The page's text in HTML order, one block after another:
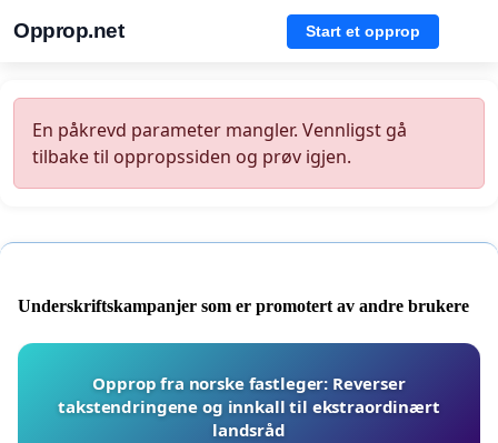
Opprop.net Start et opprop
En påkrevd parameter mangler. Vennligst gå
tilbake til oppropssiden og prøv igjen.
Underskriftskampanjer som er promotert av andre brukere
Opprop fra norske fastleger: Reverser
takstendringene og innkall til ekstraordinært
landsråd